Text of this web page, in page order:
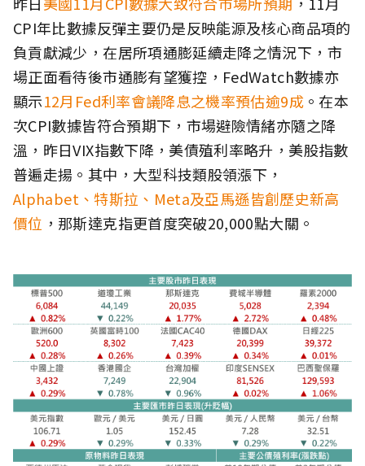
CPI年比數據反彈主要仍是反映能源及核心商品項的
負貢獻減少，在居所項通膨延續走降之情況下，市
場正面看待後市通膨有望獲控，FedWatch數據亦
顯示12月Fed利率會議降息之機率預估逾9成。在本
次CPI數據皆符合預期下，市場避險情緒亦隨之降
溫，昨日VIX指數下降，美債殖利率略升，美股指數
普遍走揚。其中，大型科技類股領漲下，
Alphabet、特斯拉、Meta及亞馬遜皆創歷史新高
價位 ，那斯達克指更首度突破20,000點大關。